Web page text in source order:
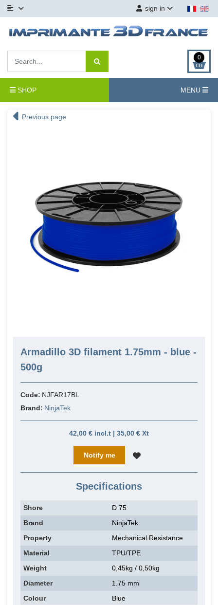
sign in
0
SHOP MENU
Previous page
Armadillo 3D filament 1.75mm - blue -
500g
Code: NJFAR17BL
Brand: NinjaTek
42,00 € incl.t | 35,00 € Xt
Notify me
Specifications
Shore
D 75
Brand
NinjaTek
Property
Mechanical Resistance
Material
TPU/TPE
Weight
0,45kg / 0,50kg
Diameter
1.75 mm
Colour
Blue